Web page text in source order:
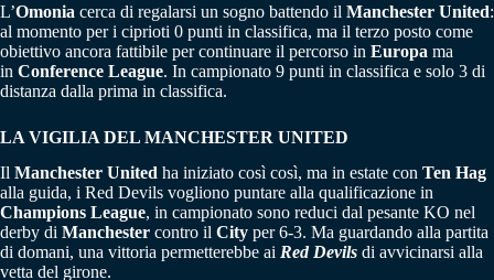
L’Omonia cerca di regalarsi un sogno battendo il Manchester United:
al momento per i ciprioti 0 punti in classifica, ma il terzo posto come
obiettivo ancora fattibile per continuare il percorso in Europa ma
in Conference League. In campionato 9 punti in classifica e solo 3 di
distanza dalla prima in classifica.
LA VIGILIA DEL MANCHESTER UNITED
Il Manchester United ha iniziato così così, ma in estate con Ten Hag
alla guida, i Red Devils vogliono puntare alla qualificazione in
Champions League, in campionato sono reduci dal pesante KO nel
derby di Manchester contro il City per 6-3. Ma guardando alla partita
di domani, una vittoria permetterebbe ai Red Devils di avvicinarsi alla
vetta del girone.